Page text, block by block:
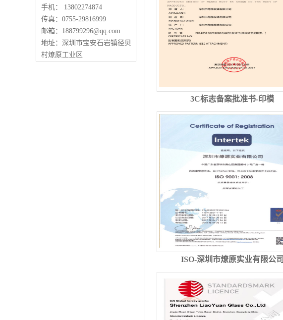
3C标志备案批准书-印模
ISO-深圳市燎原实业有限公司
手机： 13802274874
传真：0755-29816999
邮箱：188799296@qq.com
地址：深圳市宝安石岩镇径贝
村燎原工业区